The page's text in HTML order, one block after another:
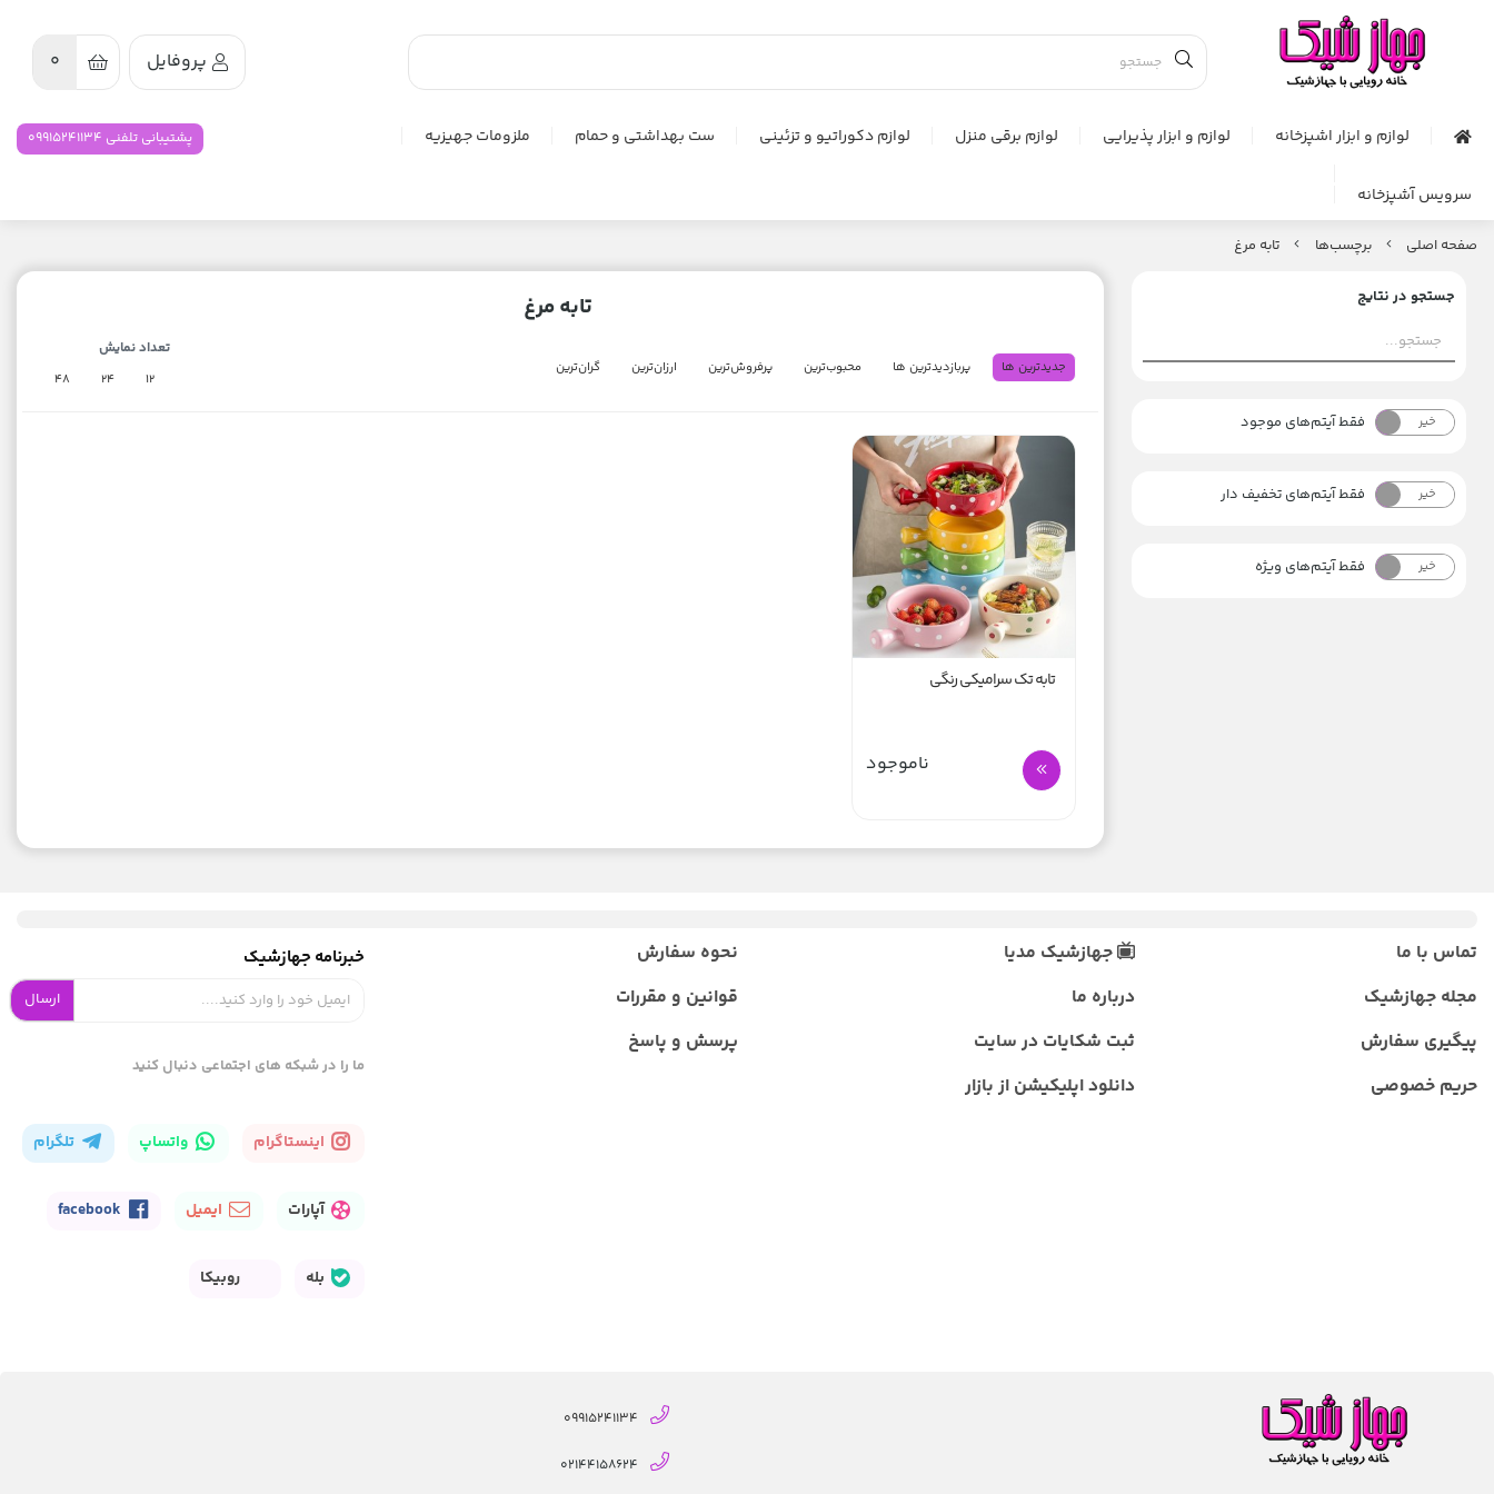
پروفایل 0
لوازم و ابزار اشپزخانه لوازم و ابزار پذیرایی لوازم برقی منزل لوازم دکوراتیو و تزئینی ست بهداشتی و حمام ملزومات جهیزیه
سرویس آشپزخانه
پشتیبانی تلفنی 09915241134
صفحه اصلی برچسب‌ها تابه مرغ
جستجو در نتایج
بله خیر فقط آیتم‌های موجود
بله خیر فقط آیتم‌های تخفیف دار
بله خیر فقط آیتم‌های ویژه
تابه مرغ
جدیدترین ها پربازدیدترین ها محبوب‌‌ترین پرفروش‌ترین ارزان‌ترین گران‌ترین
تعداد نمایش
12
24
48
تابه تک سرامیکی رنگی
ناموجود
تماس با ما جهازشیک مدیا
نحوه سفارش
مجله جهازشیک
درباره ما
قوانین و مقررات
پیگیری سفارش
ثبت شکایات در سایت
پرسش و پاسخ
حریم خصوصی
دانلود اپلیکیشن از بازار
خبرنامه جهازشیک
ارسال
ما را در شبکه های اجتماعی دنبال کنید
اینستاگرام واتساپ تلگرام
آپارات ایمیل
بله روبیکا
09915241134
02144158624